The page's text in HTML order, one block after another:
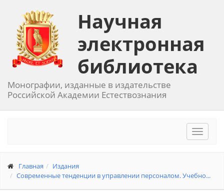
Научная
электронная
библиотека
Монографии, изданные в издательстве
Российской Академии Естествознания
Toggle
Главная
Издания
Современные тенденции в управлении персоналом. Учебно...